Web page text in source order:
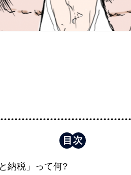
納税」って何?